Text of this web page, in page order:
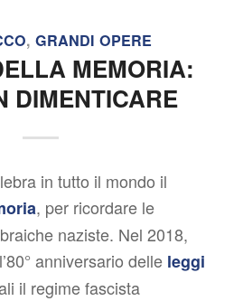
, GRANDI OPERE
MEMORIA:
DIMENTICARE
in tutto il mondo il
, per ricordare le
naziste. Nel 2018,
anniversario delle leggi
il regime fascista